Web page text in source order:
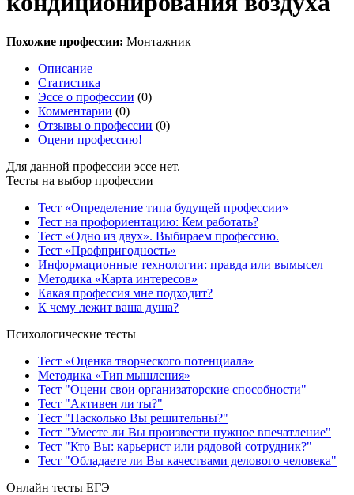
Похожие профессии: Монтажник
Описание
Статистика
Эссе о профессии (0)
Комментарии (0)
Отзывы о профессии (0)
Оцени профессию!
Для данной профессии эссе нет.
Тесты на выбор профессии
Тест «Определение типа будущей профессии»
Тест на профориентацию: Кем работать?
Тест «Одно из двух». Выбираем профессию.
Тест «Профпригодность»
Информационные технологии: правда или вымысел
Методика «Карта интересов»
Какая профессия мне подходит?
К чему лежит ваша душа?
Психологические тесты
Тест «Оценка творческого потенциала»
Методика «Тип мышления»
Тест "Оцени свои организаторские способности"
Тест "Активен ли ты?"
Тест "Насколько Вы решительны?"
Тест "Умеете ли Вы произвести нужное впечатление"
Тест "Кто Вы: карьерист или рядовой сотрудник?"
Тест "Обладаете ли Вы качествами делового человека"
Онлайн тесты ЕГЭ